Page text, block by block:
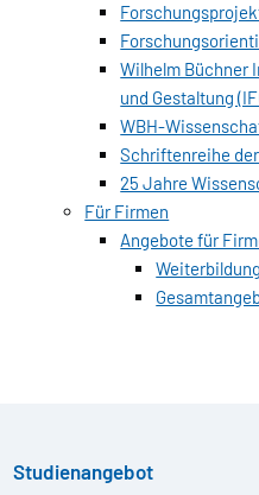
Wilhelm Büchner
und Gestaltung
WBH-
Schriftenreihe
25 Jahre
Für Firmen
Angebote für
Studienangebot